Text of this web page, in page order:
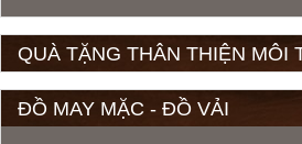
QUÀ TẶNG THÂN THIỆN MÔI
ĐỒ MAY MẶC - ĐỒ VẢI